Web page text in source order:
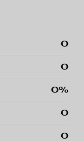
0
0
0%
0
0